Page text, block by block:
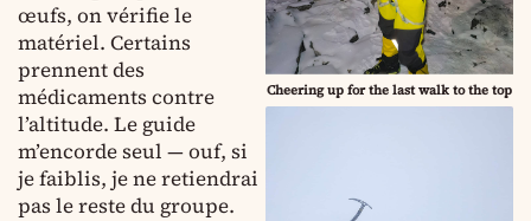
Cheering up for the last walk to the top
œufs, on vérifie le
matériel. Certains
prennent des
médicaments contre
l’altitude. Le guide
m’encorde seul — ouf, si
je faiblis, je ne retiendrai
pas le reste du groupe.